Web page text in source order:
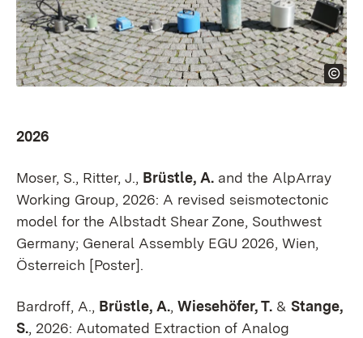
2026
Moser, S., Ritter, J., Brüstle, A. and the AlpArray
Working Group, 2026: A revised seismotectonic
model for the Albstadt Shear Zone, Southwest
Germany; General Assembly EGU 2026, Wien,
Österreich [Poster].
Bardroff, A., Brüstle, A., Wiesehöfer, T. & Stange,
S., 2026: Automated Extraction of Analog